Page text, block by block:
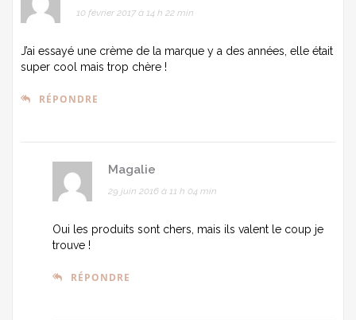
10 février 2017 à 14 h 22 min
J’ai essayé une crème de la marque y a des années, elle était
super cool mais trop chère !
RÉPONDRE
Magalie
29 juin 2016 à 11 h 04 min
Oui les produits sont chers, mais ils valent le coup je
trouve !
RÉPONDRE